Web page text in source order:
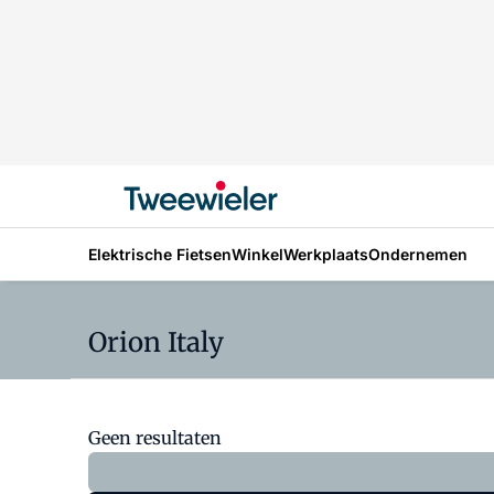
Elektrische FietsenWinkelWerkplaatsOndernemen
Orion Italy
Geen resultaten